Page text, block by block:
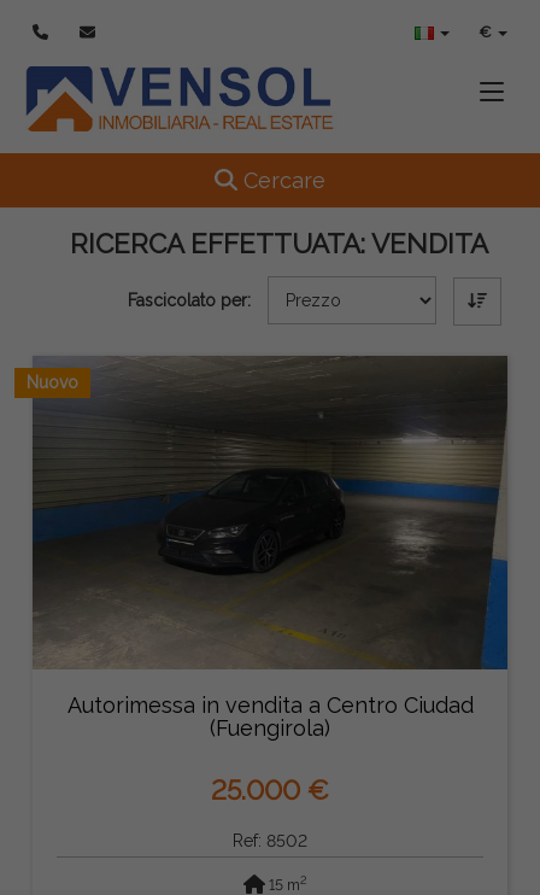
€
Toggle navigation
Cercare
RICERCA EFFETTUATA:VENDITA
Fascicolato per:
Nuovo
Autorimessa in vendita a Centro Ciudad
(Fuengirola)
25.000 €
Ref: 8502
15 m2